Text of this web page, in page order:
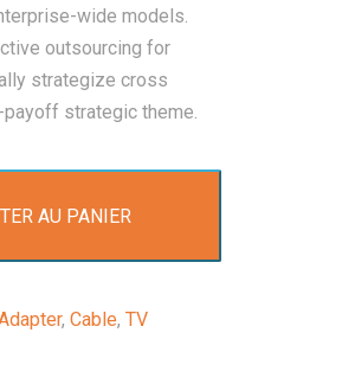
wide models.
outsourcing for
strategize cross
strategic theme.
AU PANIER
,Cable,TV